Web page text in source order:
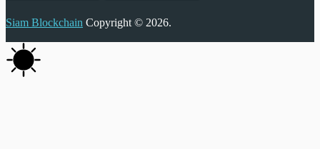
Siam Blockchain Copyright © 2026.